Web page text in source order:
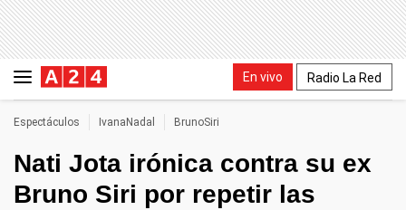
En vivo Radio La Red
Espectáculos IvanaNadal BrunoSiri
Nati Jota irónica contra su ex
Bruno Siri por repetir las